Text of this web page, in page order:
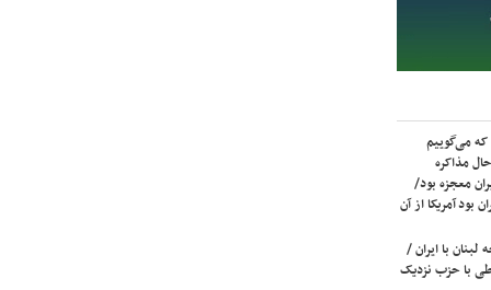
که می‌گوییم
مذاکره
معجزه بود/
بود آمریکا از آن
با ایران /
با حزب نزدیک